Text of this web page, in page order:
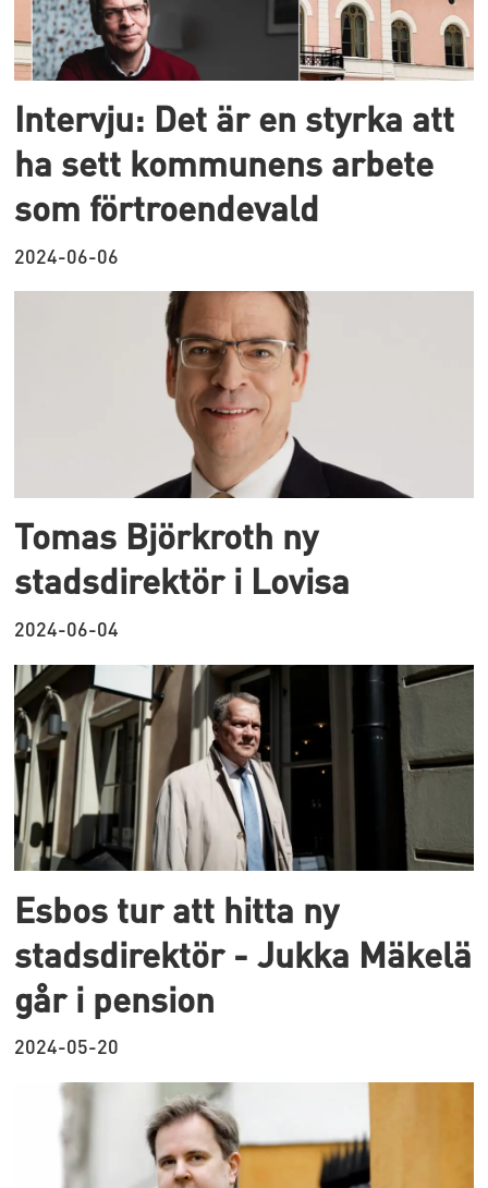
Intervju: Det är en styrka att
ha sett kommunens arbete
som förtroendevald
2024-06-06
Tomas Björkroth ny
stadsdirektör i Lovisa
2024-06-04
Esbos tur att hitta ny
stadsdirektör - Jukka Mäkelä
går i pension
2024-05-20